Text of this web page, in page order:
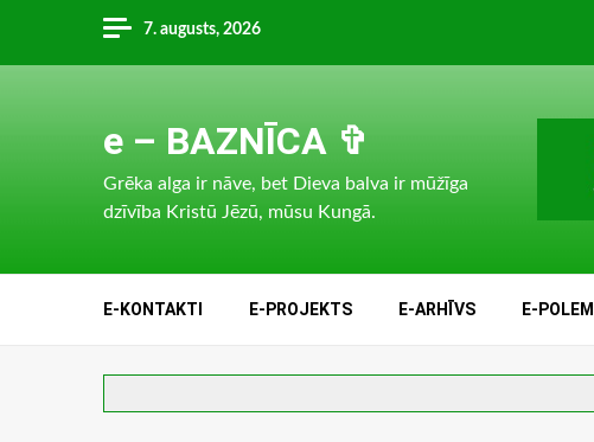
content
7. augusts, 2026
e – BAZNĪCA ✞
Grēka alga ir nāve, bet Dieva balva ir mūžīga
dzīvība Kristū Jēzū, mūsu Kungā.
E-KONTAKTI E-PROJEKTS E-ARHĪVS E-